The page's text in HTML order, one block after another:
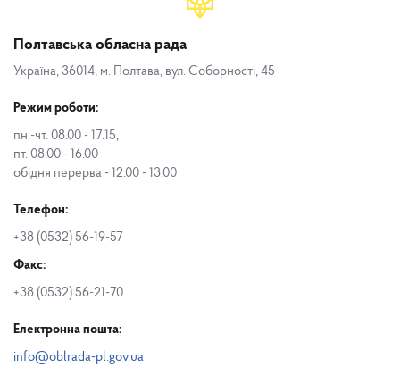
Полтавська обласна рада
Україна, 36014, м. Полтава, вул. Соборності, 45
Режим роботи:
пн.-чт. 08.00 - 17.15,
пт. 08.00 - 16.00
обідня перерва - 12.00 - 13.00
Телефон:
+38 (0532) 56-19-57
Факс:
+38 (0532) 56-21-70
Електронна пошта:
info@oblrada-pl.gov.ua